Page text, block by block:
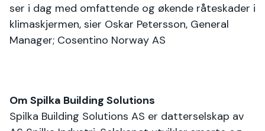
ser i dag med omfattende og økende råteskader i
klimaskjermen, sier Oskar Petersson, General
Manager; Cosentino Norway AS
Om Spilka Building Solutions
Spilka Building Solutions AS er datterselskap av